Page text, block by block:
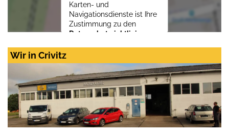
Karten- und
Navigationsdienste ist Ihre
Zustimmung zu den
Datenschutzrichtlinien
Zustimmen und
aktivieren
Wir in Crivitz